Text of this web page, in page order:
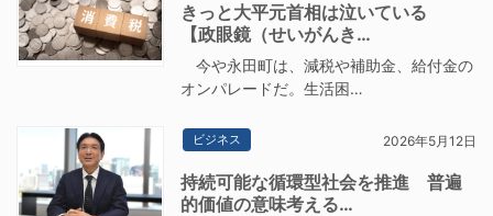
きっと大平元首相は泣いている
【政眼鏡（せいがんき…
今や永田町は、減税や補助金、給付金の
オンパレードだ。生活困…
ビジネス 2026年5月12日
持続可能な循環型社会を推進 普遍
的価値の意味考える…